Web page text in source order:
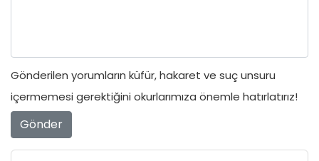
Gönderilen yorumların küfür, hakaret ve suç unsuru
içermemesi gerektiğini okurlarımıza önemle hatırlatırız!
Gönder